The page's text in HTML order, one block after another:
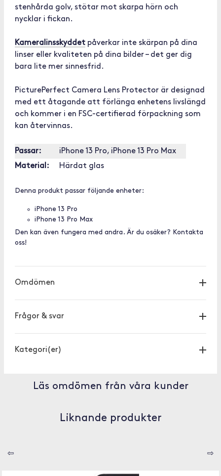
stenhårda golv, stötar mot skarpa hörn och
nycklar i fickan.
Kameralinsskyddet påverkar inte skärpan på dina
linser eller kvaliteten på dina bilder – det ger dig
bara lite mer sinnesfrid.
PicturePerfect Camera Lens Protector är designad
med ett åtagande att förlänga enhetens livslängd
och kommer i en FSC-certifierad förpackning som
kan återvinnas.
Passar:
iPhone 13 Pro, iPhone 13 Pro Max
Material:
Härdat glas
Denna produkt passar följande enheter:
iPhone 13 Pro
iPhone 13 Pro Max
Den kan även fungera med andra. Är du osäker? Kontakta
oss!
Omdömen
Frågor & svar
Kategori(er)
Läs omdömen från våra kunder
Liknande produkter
⇦ ⇨